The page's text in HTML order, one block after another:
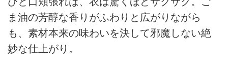
ま油の芳醇な香りがふわりと広がりながら
も、素材本来の味わいを決して邪魔しない絶
妙な仕上がり。